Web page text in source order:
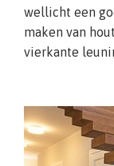
wellicht een
maken van
vierkante